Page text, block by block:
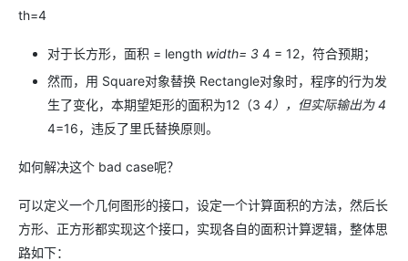
th=4
对于长方形，面积 = length width= 3 4 = 12，符合预期；
然而，用 Square对象替换 Rectangle对象时，程序的行为发
生了变化，本期望矩形的面积为12（3 4），但实际输出为 4
4=16，违反了里氏替换原则。
如何解决这个 bad case呢？
可以定义一个几何图形的接口，设定一个计算面积的方法，然后长
方形、正方形都实现这个接口，实现各自的面积计算逻辑，整体思
路如下：